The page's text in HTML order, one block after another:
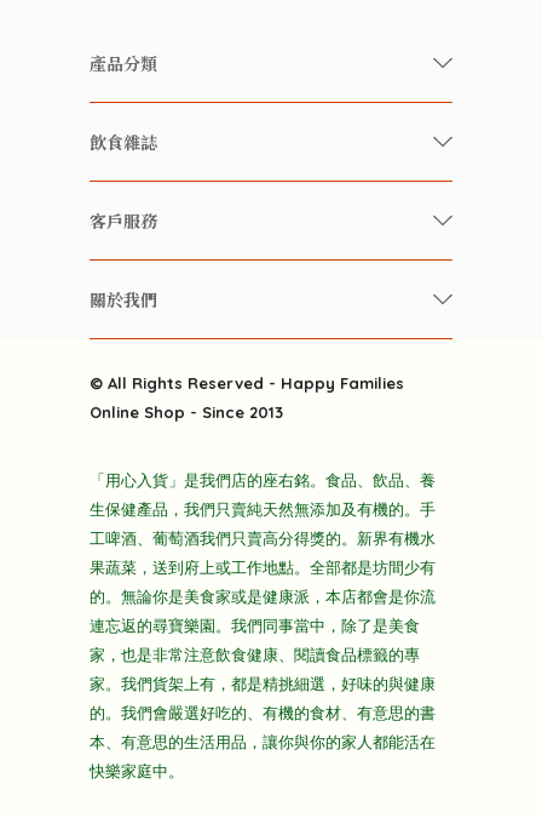
產品分類
有機/無農藥新鮮蔬果
有機 / 無添加飲品
養生保健好東西
酒類
雜貨部
折上折大特價
主頁
飲食雜誌
快樂家庭 飲食雜誌
雲南搜食記
粒粒皆辛苦
快樂電視台
客戶服務
常見問題
關於我們
送貨
隱私政策
© All Rights Reserved - Happy Families
Online Shop - Since 2013
「用心入貨」是我們店的座右銘。食品、飲品、養
生保健產品，我們只賣純天然無添加及有機的。手
工啤酒、葡萄酒我們只賣高分得獎的。新界有機水
果蔬菜，送到府上或工作地點。全部都是坊間少有
的。無論你是美食家或是健康派，本店都會是你流
連忘返的尋寶樂園。我們同事當中，除了是美食
家，也是非常注意飲食健康、閱讀食品標籤的專
家。我們貨架上有，都是精挑細選，好味的與健康
的。我們會嚴選好吃的、有機的食材、有意思的書
本、有意思的生活用品，讓你與你的家人都能活在
快樂家庭中。